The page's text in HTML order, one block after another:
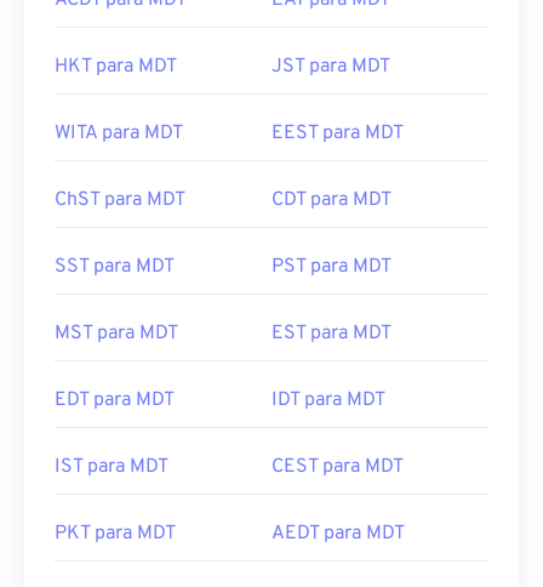
HKT para MDT JST para MDT
WITA para MDT EEST para MDT
ChST para MDT CDT para MDT
SST para MDT PST para MDT
MST para MDT EST para MDT
EDT para MDT IDT para MDT
IST para MDT CEST para MDT
PKT para MDT AEDT para MDT